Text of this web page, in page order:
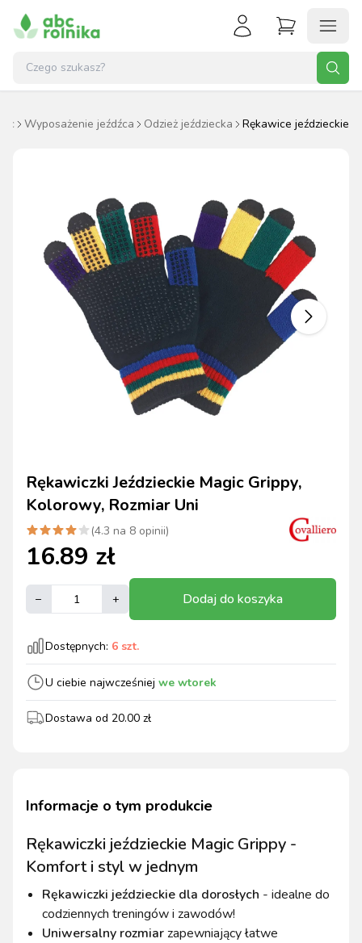
Wyposażenie jeźdźca Odzież jeździecka Rękawice jeździeckie
Rękawiczki Jeździeckie Magic Grippy,
Kolorowy, Rozmiar Uni
(4.3 na 8 opinii)
16.89 zł
– + Dodaj do koszyka
Dostępnych: 6 szt.
U ciebie najwcześniej we wtorek
Dostawa od 20.00 zł
Informacje o tym produkcie
Rękawiczki jeździeckie Magic Grippy -
Komfort i styl w jednym
Rękawiczki jeździeckie dla dorosłych - idealne do
codziennych treningów i zawodów!
Uniwersalny rozmiarzapewniający łatwe